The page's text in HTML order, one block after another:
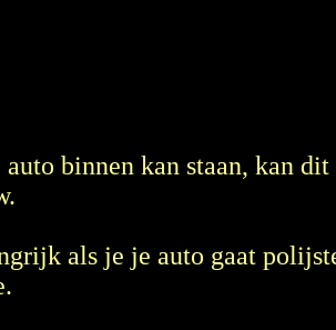
binnen kan staan, kan
als je je auto gaat